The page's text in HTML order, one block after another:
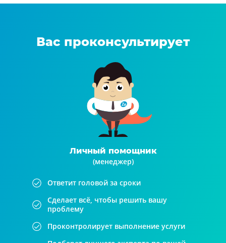
Вас проконсультирует
Личный помощник
(менеджер)
Ответит головой за сроки
Сделает всё, чтобы решить вашу
проблему
Проконтролирует выполнение услуги